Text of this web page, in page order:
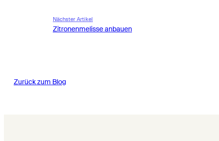
Nächster Artikel
Zitronenmelisse anbauen
Zurück zum Blog